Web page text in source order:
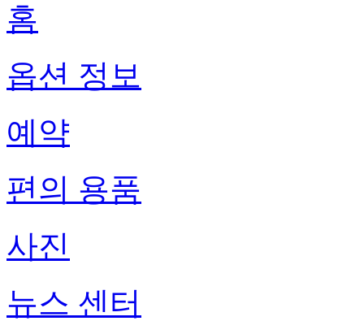
홈
옵션 정보
예약
편의 용품
사진
뉴스 센터